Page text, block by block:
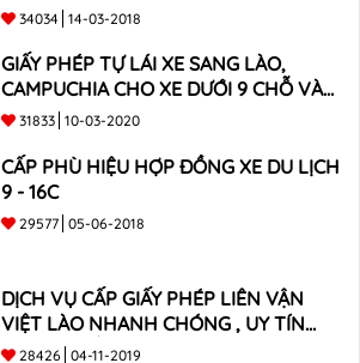
34034 14-03-2018
GIẤY PHÉP TỰ LÁI XE SANG LÀO,
CAMPUCHIA CHO XE DƯỚI 9 CHỖ VÀ
XE BÁN TẢI
31833 10-03-2020
CẤP PHÙ HIỆU HỢP ĐỒNG XE DU LỊCH
9 - 16C
29577 05-06-2018
DỊCH VỤ CẤP GIẤY PHÉP LIÊN VẬN
VIỆT LÀO NHANH CHÓNG , UY TÍN
TOÀN QUỐC
28426 04-11-2019